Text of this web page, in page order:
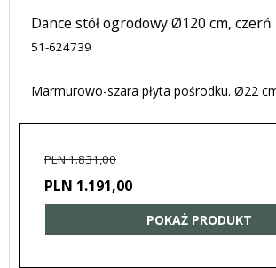
Dance stół ogrodowy Ø120 cm, czerń
51-624739
Marmurowo-szara płyta pośrodku. Ø22
PLN 1.831,00
PLN 1.191,00
POKAŻ PRODUKT